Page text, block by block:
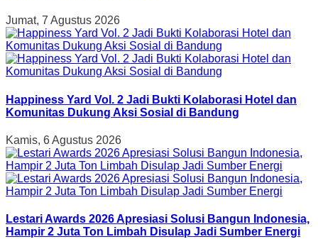
Jumat, 7 Agustus 2026
Happiness Yard Vol. 2 Jadi Bukti Kolaborasi Hotel dan
Komunitas Dukung Aksi Sosial di Bandung
Kamis, 6 Agustus 2026
Lestari Awards 2026 Apresiasi Solusi Bangun Indonesia,
Hampir 2 Juta Ton Limbah Disulap Jadi Sumber Energi